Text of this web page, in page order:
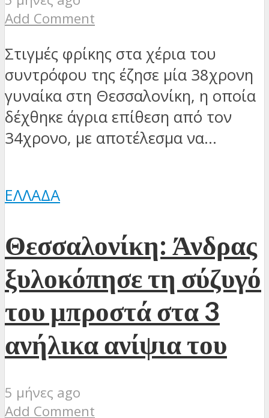
Add Comment
Στιγμές φρίκης στα χέρια του
συντρόφου της έζησε μία 38χρονη
γυναίκα στη Θεσσαλονίκη, η οποία
δέχθηκε άγρια επίθεση από τον
34χρονο, με αποτέλεσμα να...
ΕΛΛΆΔΑ
Θεσσαλονίκη: Άνδρας
ξυλοκόπησε τη σύζυγό
του μπροστά στα 3
ανήλικα ανίψια του
5 μήνες ago
Add Comment